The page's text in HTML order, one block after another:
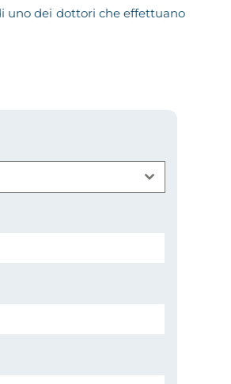
uno dei dottori che effettuano